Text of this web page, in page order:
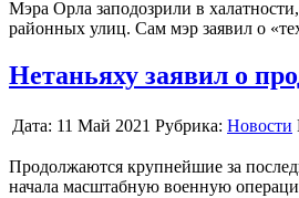
Мэра Орла заподозрили в
районных улиц. Сам мэр заявил о
Нетаньяху заявил о
Дата: 11 Май 2021 Рубрика: Новости
Продолжаются крупнейшие за
начала масштабную военную